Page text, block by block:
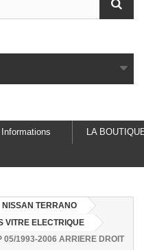
Informations LA
NISSAN TERRANO
VITRE ELECTRIQUE
05/1993-2006 ARRIERE DROIT